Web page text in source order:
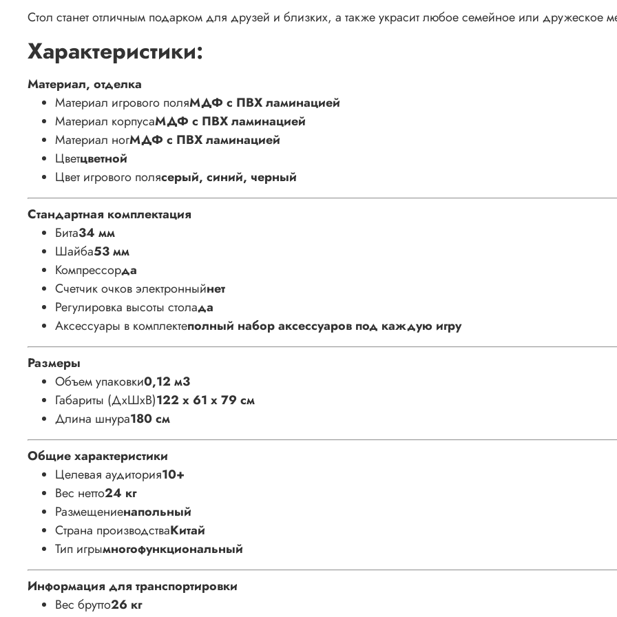
Стол станет отличным подарком для друзей и близких, а также украсит любое семейное или дружеское
Характеристики:
Материал, отделка
Материал игрового поляМДФ с ПВХ ламинацией
Материал корпусаМДФ с ПВХ ламинацией
Материал ногМДФ с ПВХ ламинацией
Цветцветной
Цвет игрового полясерый, синий, черный
Стандартная комплектация
Бита34 мм
Шайба53 мм
Компрессорда
Счетчик очков электронныйнет
Регулировка высоты столада
Аксессуары в комплектеполный набор аксессуаров под каждую игру
Размеры
Объем упаковки0,12 м3
Габариты (ДхШхВ)122 х 61 х 79 см
Длина шнура180 см
Общие характеристики
Целевая аудитория10+
Вес нетто24 кг
Размещениенапольный
Страна производстваКитай
Тип игрымногофункциональный
Информация для транспортировки
Вес брутто26 кг